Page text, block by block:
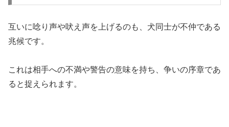
互いに唸り声や吠え声を上げるのも、犬同士が不仲である
兆候です。
これは相手への不満や警告の意味を持ち、争いの序章であ
ると捉えられます。